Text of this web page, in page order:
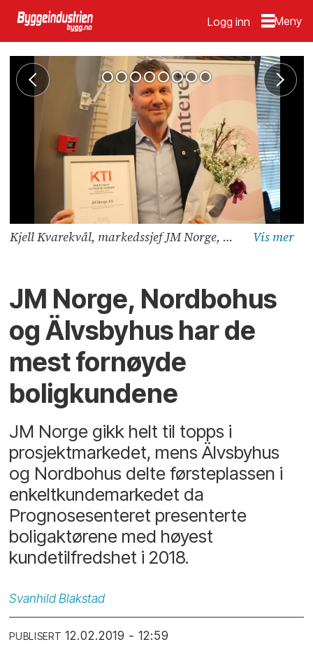
Logg inn
Kjell Kvarekvål, markedssjef JM Norge, kunne hente hjem førsteprisen for de mest fornøyde boligkjøperne i prosjektmarkedet. Foto: Svanhild Blakstad
JM Norge, Nordbohus
og Älvsbyhus har de
mest fornøyde
boligkundene
JM Norge gikk helt til topps i
prosjektmarkedet, mens Älvsbyhus
og Nordbohus delte førsteplassen i
enkeltkundemarkedet da
Prognosesenteret presenterte
boligaktørene med høyest
kundetilfredshet i 2018.
Svanhild Blakstad
PUBLISERT 12.02.2019 - 12:59